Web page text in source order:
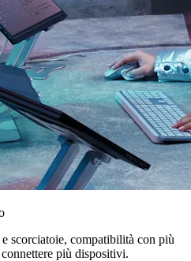
scorciatoie, compatibilità con più
più dispositivi.